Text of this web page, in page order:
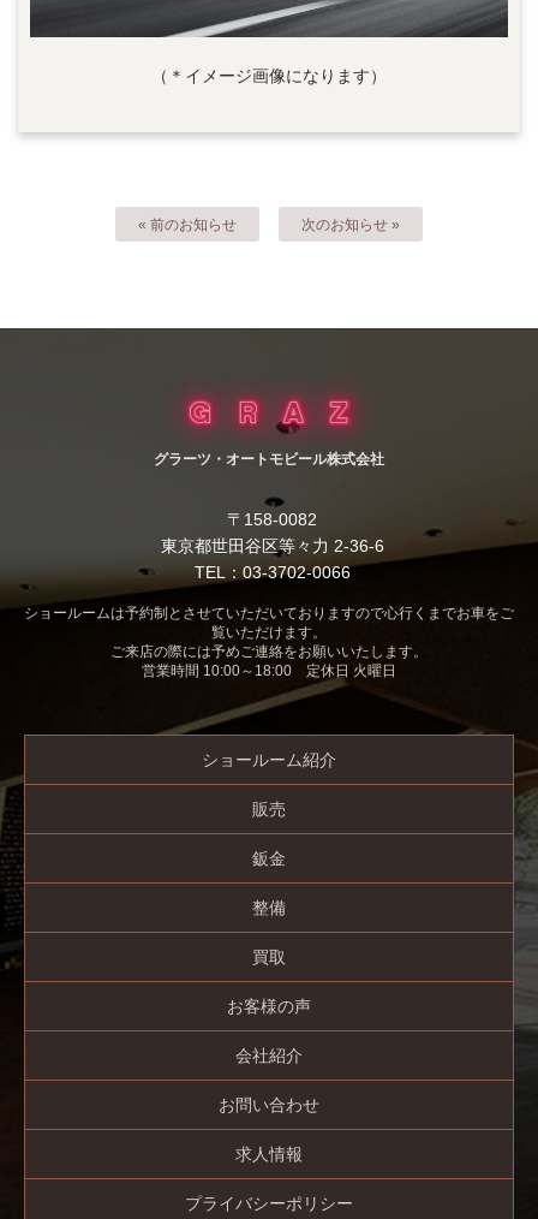
（＊イメージ画像になります）
« 前のお知らせ 次のお知らせ »
グラーツ・オートモビール株式会社
〒158-0082
東京都世田谷区等々力 2-36-6
TEL：03-3702-0066
ショールームは予約制とさせていただいておりますので心行くまでお車をご
覧いただけます。
ご来店の際には予めご連絡をお願いいたします。
営業時間 10:00～18:00 定休日 火曜日
ショールーム紹介
販売
鈑金
整備
買取
お客様の声
会社紹介
お問い合わせ
求人情報
プライバシーポリシー